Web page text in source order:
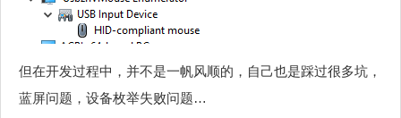
但在开发过程中，并不是一帆风顺的，自己也是踩过很多坑，
蓝屏问题，设备枚举失败问题…